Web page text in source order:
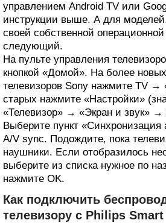
управлением Android TV или
инструкции выше. А для
своей собственной
следующий.
На пульте управления
кнопкой «Домой». На более
телевизоров Sony нажмите TV →
старых нажмите «Настройки»
«Телевизор» → «Экран и звук»
Выберите пункт «Синхронизация
A/V sync. Подождите, пока
наушники. Если отобразилось
выберите из списка нужное по
нажмите OK.
Как подключить
телевизору с Philips Smart